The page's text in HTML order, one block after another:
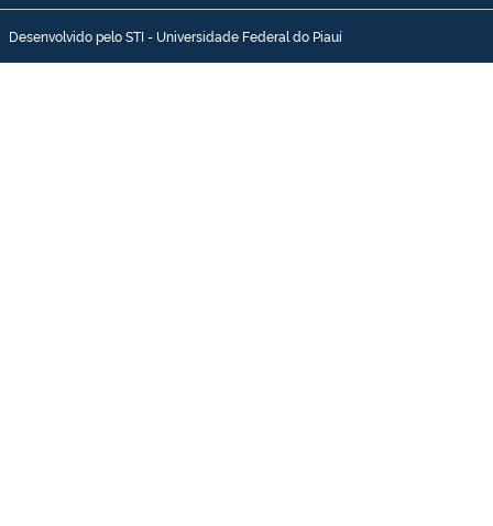
Desenvolvido pelo STI - Universidade Federal do Piauí